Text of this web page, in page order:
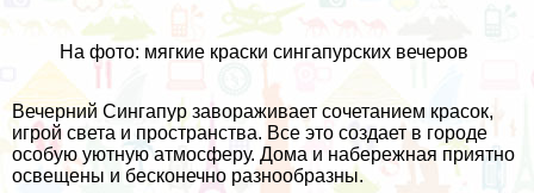
На фото: мягкие краски сингапурских вечеров
Вечерний Сингапур завораживает сочетанием красок,
игрой света и пространства. Все это создает в городе
особую уютную атмосферу. Дома и набережная приятно
освещены и бесконечно разнообразны.